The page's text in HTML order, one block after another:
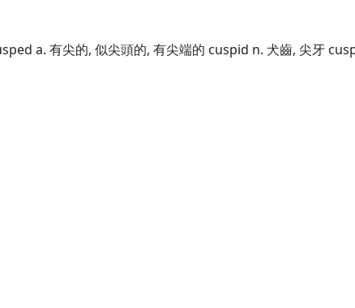
a. 有尖的, 似尖頭的, 有尖端的 cuspid n. 犬齒, 尖牙